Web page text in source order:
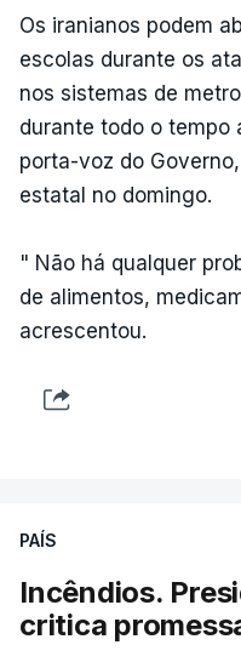
Os iranianos podem
escolas durante os
nos sistemas de
durante todo o tempo
porta-voz do
estatal no domingo.
" Não há qualquer
de alimentos,
acrescentou.
PAÍS
Incêndios.
critica